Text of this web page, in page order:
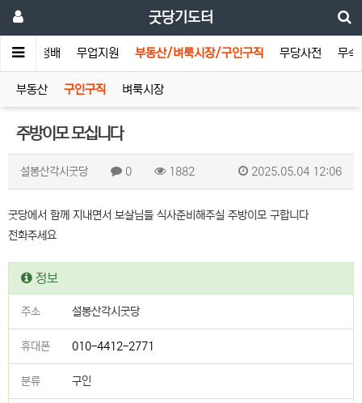
굿당기도터
터 청배 무업지원 부동산/벼룩시장/구인구직 무당사전 무속
부동산 구인구직 벼룩시장
주방이모 모십니다
설봉산각시굿당 0 1882 2025.05.04 12:06
굿당에서 함께 지내면서 보살님들 식사준비해주실 주방이모 구합니다
전화주세요
정보
주소 설봉산각시굿당
휴대폰 010-4412-2771
분류 구인